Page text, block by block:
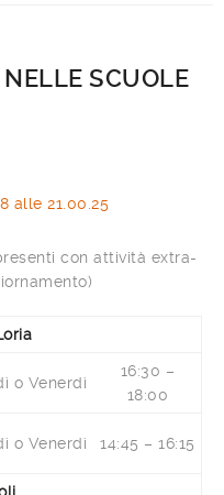
SCUOLE
con attività extra-
o Venerdì
16:30 –
18:00
o Venerdì 14:45 – 16:15